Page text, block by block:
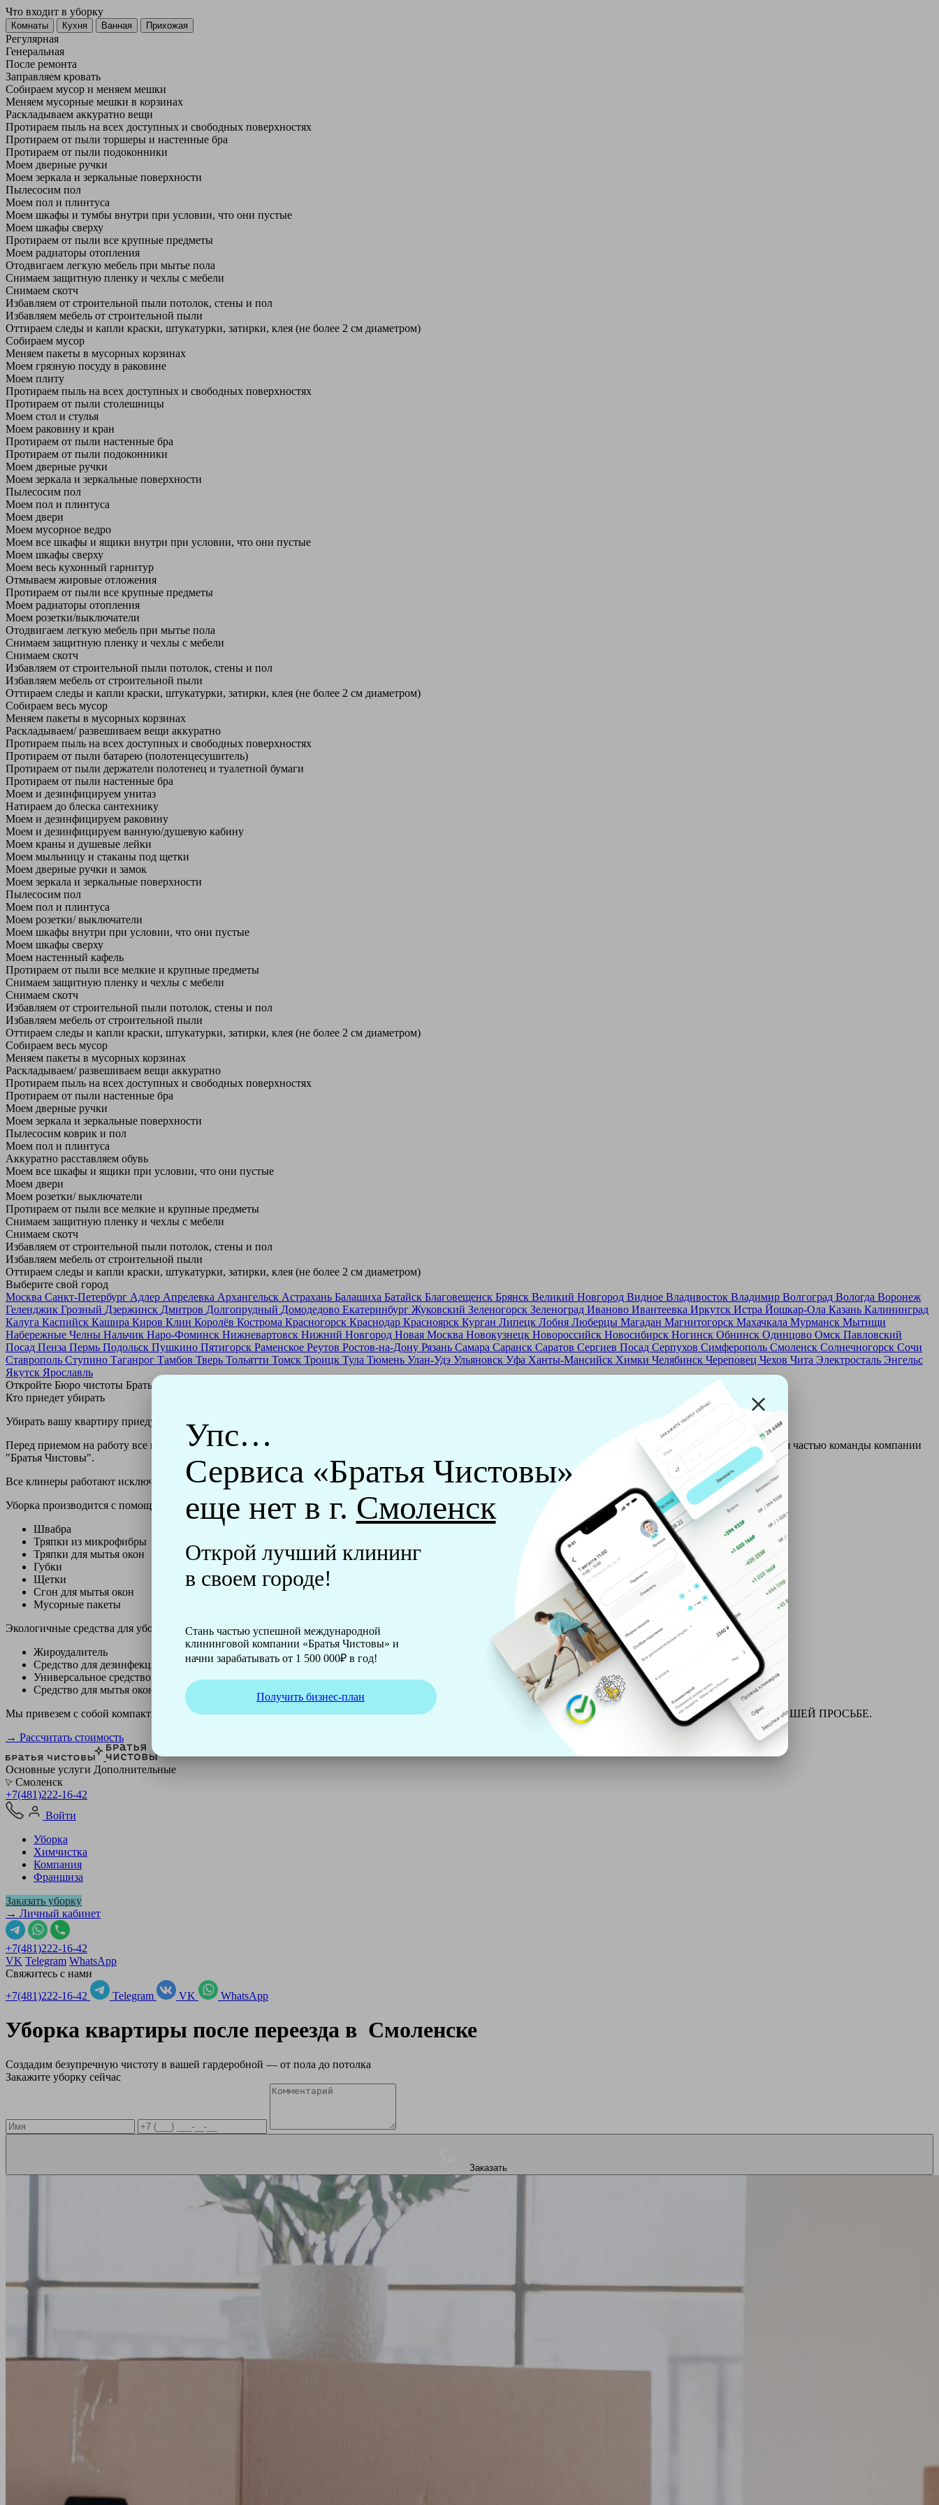
Упс…
Сервиса «Братья Чистовы»
еще нет в г. Смоленск
Открой лучший клининг
в своем городе!
Стань частью успешной международной
клининговой компании «Братья Чистовы» и
начни зарабатывать от 1 500 000₽ в год!
Получить бизнес-план
Что входит в уборку
Регу­лярная
Гене­ральная
После ремонта
Заправляем кровать
Собираем мусор и меняем мешки
Меняем мусорные мешки в корзинах
Раскладываем аккуратно вещи
Протираем пыль на всех доступных и свободных поверхностях
Протираем от пыли торшеры и настенные бра
Протираем от пыли подоконники
Моем дверные ручки
Моем зеркала и зеркальные поверхности
Пылесосим пол
Моем пол и плинтуса
Моем шкафы и тумбы внутри при условии, что они пустые
Моем шкафы сверху
Протираем от пыли все крупные предметы
Моем радиаторы отопления
Отодвигаем легкую мебель при мытье пола
Снимаем защитную пленку и чехлы с мебели
Снимаем скотч
Избавляем от строительной пыли потолок, стены и пол
Избавляем мебель от строительной пыли
Оттираем следы и капли краски, штукатурки, затирки, клея (не более 2 см диаметром)
Собираем мусор
Меняем пакеты в мусорных корзинах
Моем грязную посуду в раковине
Моем плиту
Протираем пыль на всех доступных и свободных поверхностях
Протираем от пыли столешницы
Моем стол и стулья
Моем раковину и кран
Протираем от пыли настенные бра
Протираем от пыли подоконники
Моем дверные ручки
Моем зеркала и зеркальные поверхности
Пылесосим пол
Моем пол и плинтуса
Моем двери
Моем мусорное ведро
Моем все шкафы и ящики внутри при условии, что они пустые
Моем шкафы сверху
Моем весь кухонный гарнитур
Отмываем жировые отложения
Протираем от пыли все крупные предметы
Моем радиаторы отопления
Моем розетки/выключатели
Отодвигаем легкую мебель при мытье пола
Снимаем защитную пленку и чехлы с мебели
Снимаем скотч
Избавляем от строительной пыли потолок, стены и пол
Избавляем мебель от строительной пыли
Оттираем следы и капли краски, штукатурки, затирки, клея (не более 2 см диаметром)
Собираем весь мусор
Меняем пакеты в мусорных корзинах
Раскладываем/ развешиваем вещи аккуратно
Протираем пыль на всех доступных и свободных поверхностях
Протираем от пыли батарею (полотенцесушитель)
Протираем от пыли держатели полотенец и туалетной бумаги
Протираем от пыли настенные бра
Моем и дезинфицируем унитаз
Натираем до блеска сантехнику
Моем и дезинфицируем раковину
Моем и дезинфицируем ванную/душевую кабину
Моем краны и душевые лейки
Моем мыльницу и стаканы под щетки
Моем дверные ручки и замок
Моем зеркала и зеркальные поверхности
Пылесосим пол
Моем пол и плинтуса
Моем розетки/ выключатели
Моем шкафы внутри при условии, что они пустые
Моем шкафы сверху
Моем настенный кафель
Протираем от пыли все мелкие и крупные предметы
Снимаем защитную пленку и чехлы с мебели
Снимаем скотч
Избавляем от строительной пыли потолок, стены и пол
Избавляем мебель от строительной пыли
Оттираем следы и капли краски, штукатурки, затирки, клея (не более 2 см диаметром)
Собираем весь мусор
Меняем пакеты в мусорных корзинах
Раскладываем/ развешиваем вещи аккуратно
Протираем пыль на всех доступных и свободных поверхностях
Протираем от пыли настенные бра
Моем дверные ручки
Моем зеркала и зеркальные поверхности
Пылесосим коврик и пол
Моем пол и плинтуса
Аккуратно расставляем обувь
Моем все шкафы и ящики при условии, что они пустые
Моем двери
Моем розетки/ выключатели
Протираем от пыли все мелкие и крупные предметы
Снимаем защитную пленку и чехлы с мебели
Снимаем скотч
Избавляем от строительной пыли потолок, стены и пол
Избавляем мебель от строительной пыли
Оттираем следы и капли краски, штукатурки, затирки, клея (не более 2 см диаметром)
Выберите свой город
Москва Санкт-Петербург Адлер Апрелевка Архангельск Астрахань Балашиха Батайск Благовещенск Брянск Великий Новгород Видное Владивосток Владимир Волгоград Вологда Воронеж
Геленджик Грозный Дзержинск Дмитров Долгопрудный Домодедово Екатеринбург Жуковский Зеленогорск Зеленоград Иваново Ивантеевка Иркутск Истра Йошкар-Ола Казань Калининград
Калуга Каспийск Кашира Киров Клин Королёв Кострома Красногорск Краснодар Красноярск Курган Липецк Лобня Люберцы Магадан Магнитогорск Махачкала Мурманск Мытищи
Набережные Челны Нальчик Наро-Фоминск Нижневартовск Нижний Новгород Новая Москва Новокузнецк Новороссийск Новосибирск Ногинск Обнинск Одинцово Омск Павловский
Посад Пенза Пермь Подольск Пушкино Пятигорск Раменское Реутов Ростов-на-Дону Рязань Самара Саранск Саратов Сергиев Посад Серпухов Симферополь Смоленск Солнечногорск Сочи
Ставрополь Ступино Таганрог Тамбов Тверь Тольятти Томск Троицк Тула Тюмень Улан-Удэ Ульяновск Уфа Ханты-Мансийск Химки Челябинск Череповец Чехов Чита Электросталь Энгельс
Якутск Ярославль
Откройте Бюро чистоты Братьев Чистовых в своем городе по
Кто приедет убирать
Убирать вашу квартиру приедут профессионально обученные клинеры - русские девушки, в возрасте от 24 до 40 лет.
Перед приемом на работу все клинеры проходят аттестацию в нашем обучающем центре, а также проверку в службе безопасности и только после этого становятся частью команды компании
"Братья Чистовы".
Все клинеры работают исключительно в форме с логотипом компании "Братья Чистовы".
Уборка производится с помощью профессиональных технических и химический средств, которые наши клинеры привозят с собой:
Швабра
Тряпки из микрофибры
Тряпки для мытья окон
Губки
Щетки
Сгон для мытья окон
Мусорные пакеты
Экологичные средства для уборки немецкой марки Kiehl:
Жироудалитель
Средство для дезинфекции
Универсальное средство
Средство для мытья окон
Мы привезем с собой компактный профессиональный пылесос фирмы Soteco, а также утюг, ведро, парогенератор, аппарат для химчистки и многое другое ПО ВАШЕЙ ПРОСЬБЕ.
→ Рассчитать стоимость
Основные услуги Дополнительные
Смоленск
+7(481)222-16-42
Войти
Уборка
Химчистка
Компания
Франшиза
Заказать уборку
→ Личный кабинет
+7(481)222-16-42
VK Telegram WhatsApp
Свяжитесь с нами
+7(481)222-16-42
Telegram VK WhatsApp
Уборка квартиры после переезда в Смоленске
Создадим безупречную чистоту в вашей гардеробной — от пола до потолка
Закажите уборку сейчас
Заказать